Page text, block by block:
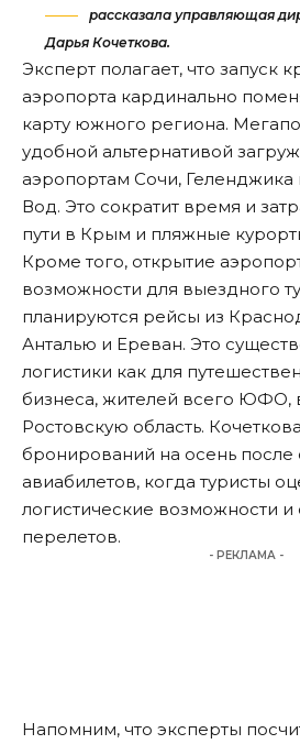
рассказала управляющая
Дарья Кочеткова.
Эксперт полагает, что запуск
аэропорта кардинально
карту южного региона.
удобной альтернативой
аэропортам Сочи,
Вод. Это сократит время и
пути в Крым и пляжные
Кроме того, открытие
возможности для выездного
планируются рейсы из
Анталью и Ереван. Это
логистики как для
бизнеса, жителей всего ЮФО,
Ростовскую область.
бронирований на осень после
авиабилетов, когда туристы
логистические возможности и
перелетов.
- РЕКЛАМА -
Напомним, что эксперты